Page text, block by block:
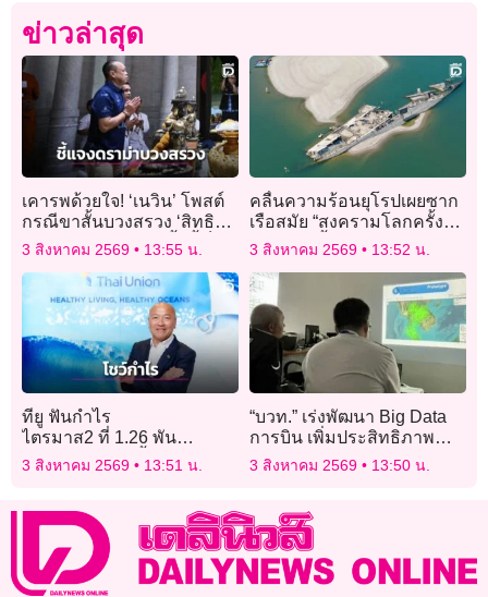
ข่าวล่าสุด
เคารพด้วยใจ! ‘เนวิน’ โพสต์
กรณีขาสั้นบวงสรวง ‘สิทธิ
ส่วนตัว-สะดวกแบบนี้’ ชี้เป็น
แชมป์ทุกปี
3 สิงหาคม 2569 13:55 น.
คลื่นความร้อนยุโรปเผยซาก
เรือสมัย “สงครามโลกครั้งที่
2 ” ใต้แม่น้ำดานูบ
3 สิงหาคม 2569 13:52 น.
ทียู ฟันกำไร
ไตรมาส2 ที่ 1.26 พัน
ล้าน หนุนกำไรขั้นต้นทำสถิติ
3 สิงหาคม 2569 13:51 น.
“บวท.” เร่งพัฒนา Big Data
การบิน เพิ่มประสิทธิภาพ
บริหารจราจรทางอากาศ
3 สิงหาคม 2569 13:50 น.